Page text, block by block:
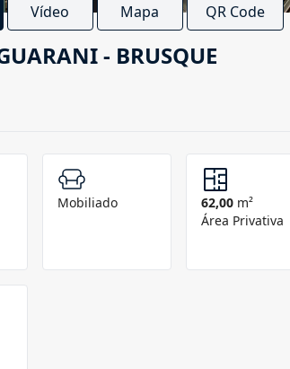
Vídeo Mapa QR Code
- BRUSQUE
Mobiliado 62,00 m²
Área Privativa